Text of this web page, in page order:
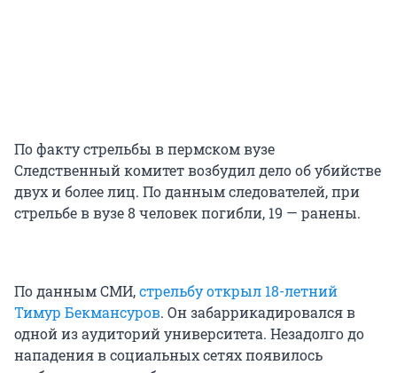
По факту стрельбы в пермском вузе
Следственный комитет возбудил дело об убийстве
двух и более лиц. По данным следователей, при
стрельбе в вузе 8 человек погибли, 19 — ранены.
По данным СМИ,стрельбу открыл 18-летний
Тимур Бекмансуров. Он забаррикадировался в
одной из аудиторий университета. Незадолго до
нападения в социальных сетях появилось